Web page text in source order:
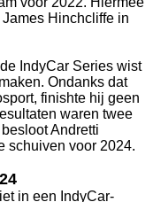
Hinchcliffe in
IndyCar Series wist
Ondanks dat
finishte hij geen
waren twee
Andretti
schuiven voor 2024.
in een IndyCar-